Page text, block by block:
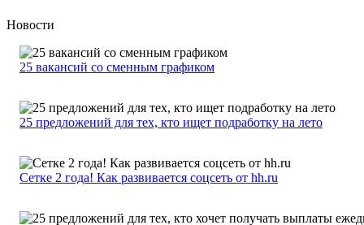
Новости
25 вакансий со сменным графиком
25 предложений для тех, кто ищет подработку на лето
Сетке 2 года! Как развивается соцсеть от hh.ru